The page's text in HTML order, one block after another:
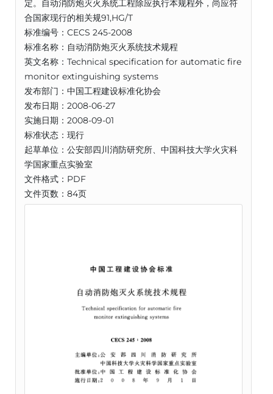
定。自动消防炮灭火系统工程除应执行本规程外，尚应符
合国家现行的相关规91,HG/T
标准编号：CECS 245-2008
标准名称：自动消防炮灭火系统技术规程
英文名称：Technical specification for automatic fire
monitor extinguishing systems
发布部门：中国工程建设标准化协会
发布日期：2008-06-27
实施日期：2008-09-01
标准状态：现行
起草单位：公安部四川消防研究所、中国科技大学火灾科
学国家重点实验室
文件格式：PDF
文件页数：84页